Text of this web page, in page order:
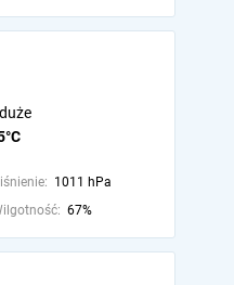
1011 hPa
67%